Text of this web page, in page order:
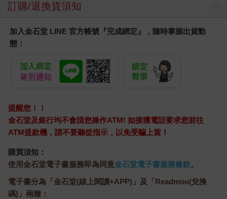
訂購/退換貨須知
加入金石堂 LINE 官方帳號『完成綁定』，隨時掌握出貨動
態：
提醒您！！
金石堂及銀行均不會請您操作ATM! 如接獲電話要求您前往
ATM提款機，請不要聽從指示，以免受騙上當！
購買須知：
使用金石堂電子書服務即為同意金石堂電子書服務條款。
電子書分為「金石堂(線上閱讀+APP)」及「Readmoo(兌換
碼)」兩種：